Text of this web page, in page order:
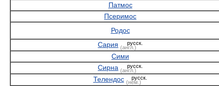
Патмос
Псеримос
Родос
Сария (англ.)
русск.
Сими
Сирна (англ.)
русск.
Телендос (нем.)
русск.